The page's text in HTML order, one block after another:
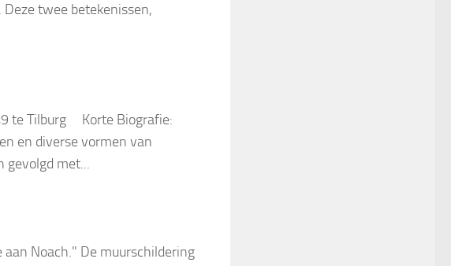
twee betekenissen,
te Tilburg Korte Biografie:
en diverse vormen van
gevolgd met...
Noach." De muurschildering